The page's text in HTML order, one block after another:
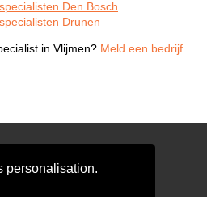
personalisation.
Den Bosch
Drunen
in Vlijmen? Meld een bedrijf